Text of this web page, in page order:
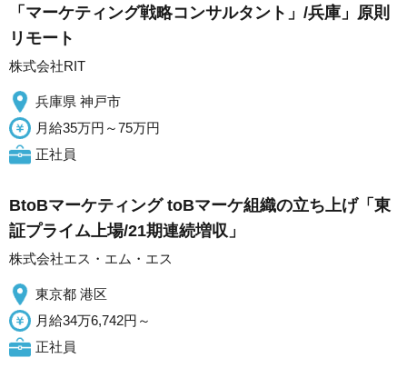
「マーケティング戦略コンサルタント」/兵庫」原則
リモート
株式会社RIT
兵庫県 神戸市
月給35万円～75万円
正社員
BtoBマーケティング toBマーケ組織の立ち上げ「東
証プライム上場/21期連続増収」
株式会社エス・エム・エス
東京都 港区
月給34万6,742円～
正社員